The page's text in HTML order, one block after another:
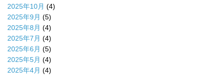
2025年10月 (4)
2025年9月 (5)
2025年8月 (4)
2025年7月 (4)
2025年6月 (5)
2025年5月 (4)
2025年4月 (4)